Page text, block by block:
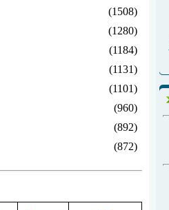
(1508)
(1280)
(1184)
(1131)
(1101)
(960)
(892)
(872)